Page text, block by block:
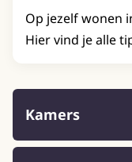
Op jezelf wonen
Hier vind je alle
Kamers